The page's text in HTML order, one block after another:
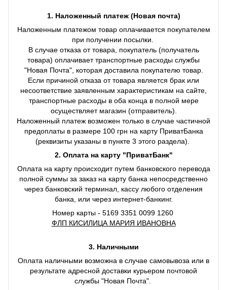
1. Наложенный платеж (Новая почта)
Наложенным платежом товар оплачивается покупателем
при получении посылки.
В случае отказа от товара, покупатель (получатель
товара) оплачивает транспортные расходы службы
"Новая Почта", которая доставила покупателю товар.
Если причиной отказа от товара является брак или
несоответствие заявленным характеристикам на сайте,
транспортные расходы в оба конца в полной мере
осуществляет магазин (отправитель).
Наложенный платеж возможен только в случае частичной
предоплаты в размере 100 грн на карту ПриватБанка
(реквизиты указаны в пункте 3 этого раздела).
2. Оплата на карту "ПриватБанк"
Оплата на карту происходит путем банковского перевода
полной суммы за заказ на карту банка непосредственно
через банковский терминал, кассу любого отделения
банка, или через интернет-банкинг.
Номер карты - 5169 3351 0099 1260
ФЛП КИСИЛИЦА МАРИЯ ИВАНОВНА
3. Наличными
Оплата наличными возможна в случае самовывоза или в
результате адресной доставки курьером почтовой
службы "Новая Почта".